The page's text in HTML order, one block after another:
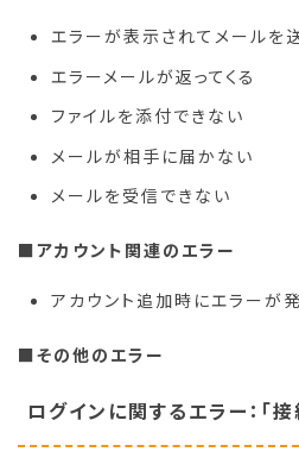
エラーが表示されてメールを
エラーメールが返ってくる
ファイルを添付できない
メールが相手に届かない
メールを受信できない
■アカウント関連のエラー
アカウント追加時にエラーが
■その他のエラー
ログインに関するエラー：「